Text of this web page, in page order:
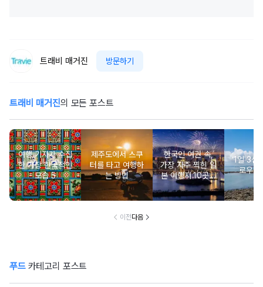
트래비 매거진 방문하기
트래비 매거진의 모든 포스트
여행 기자가 수집
한 가장 한국적인
모습 5
제주도에서 스쿠
터를 타고 여행하
는 방법
한국인 여권 속,
가장 자주 찍힌 일
본 여행지 10곳은
어디?
‘1일 3섬
로우아
이전다음
푸드카테고리 포스트